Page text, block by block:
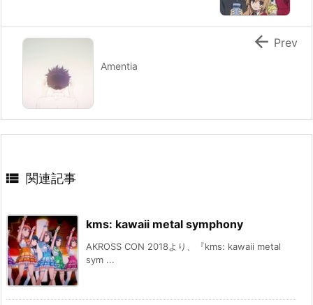
Amentia
 Prev
 関連記事
kms: kawaii metal symphony
AKROSS CON 2018より、『kms: kawaii metal
sym ...